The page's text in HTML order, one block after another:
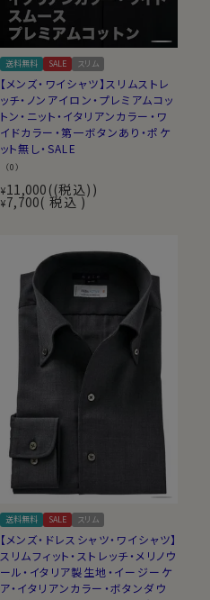
送料無料 SALE スリム
【メンズ・ワイシャツ】スリムストレ
ッチ・ノンアイロン・プレミアムコッ
トン・ニット・イタリアンカラー・ワ
イドカラー・第一ボタンあり・ポケ
ット無し・SALE
（0）
¥11,000 (税込)
¥7,700 税込
送料無料 SALE スリム
【メンズ・ドレスシャツ・ワイシャツ】
スリムフィット・ストレッチ・メリノウ
ール・イタリア製生地・イージーケ
ア・イタリアンカラー・ボタンダウ